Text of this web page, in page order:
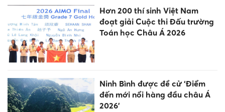
Hơn 200 thí sinh Việt Nam
đoạt giải Cuộc thi Đấu trường
Toán học Châu Á 2026
Ninh Bình được đề cử ‘Điểm
đến mới nổi hàng đầu châu Á
2026’